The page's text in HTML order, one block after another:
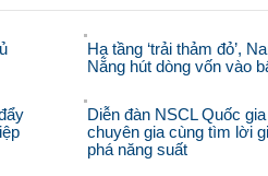
Hạ tầng ‘trải thảm đỏ’,
Nẵng hút dòng vốn vào
Diễn đàn NSCL Quốc
chuyên gia cùng tìm lời
phá năng suất